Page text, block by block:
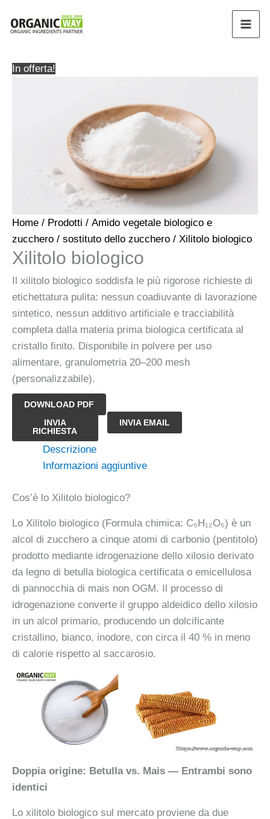
In offerta!
Home / Prodotti / Amido vegetale biologico e
zucchero / sostituto dello zucchero / Xilitolo biologico
Xilitolo biologico
Il xilitolo biologico soddisfa le più rigorose richieste di
etichettatura pulita: nessun coadiuvante di lavorazione
sintetico, nessun additivo artificiale e tracciabilità
completa dalla materia prima biologica certificata al
cristallo finito. Disponibile in polvere per uso
alimentare, granulometria 20–200 mesh
(personalizzabile).
DOWNLOAD PDF
biologico
quantità
INVIA
RICHIESTA
INVIA EMAIL
Descrizione
Informazioni aggiuntive
Cos’è lo Xilitolo biologico?
Lo Xilitolo biologico (Formula chimica: C₅H₁₂O₅) è un
alcol di zucchero a cinque atomi di carbonio (pentitolo)
prodotto mediante idrogenazione dello xilosio derivato
da legno di betulla biologica certificata o emicellulosa
di pannocchia di mais non OGM. Il processo di
idrogenazione converte il gruppo aldeidico dello xilosio
in un alcol primario, producendo un dolcificante
cristallino, bianco, inodore, con circa il 40 % in meno
di calorie rispetto al saccarosio.
Doppia origine: Betulla vs. Mais — Entrambi sono
identici
Lo xilitolo biologico sul mercato proviene da due